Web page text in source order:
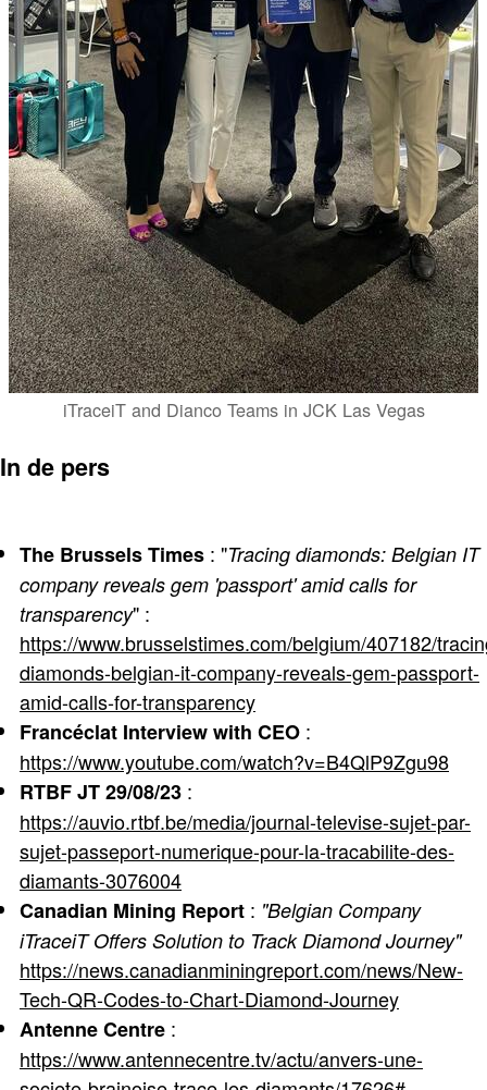
iTraceiT and Dianco Teams in JCK Las Vegas
In de pers
The Brussels Times : "Tracing diamonds: Belgian IT
company reveals gem 'passport' amid calls for
transparency" :
https://www.brusselstimes.com/belgium/407182/
diamonds-belgian-it-company-reveals-gem-passport-
amid-calls-for-transparency
Francéclat Interview with CEO :
https://www.youtube.com/watch?v=B4QlP9Zgu98
RTBF JT 29/08/23 :
https://auvio.rtbf.be/media/journal-televise-sujet-par-
sujet-passeport-numerique-pour-la-tracabilite-des-
diamants-3076004
Canadian Mining Report : "Belgian Company
iTraceiT Offers Solution to Track Diamond Journey"
https://news.canadianminingreport.com/news/New-
Tech-QR-Codes-to-Chart-Diamond-Journey
Antenne Centre :
https://www.antennecentre.tv/actu/anvers-une-